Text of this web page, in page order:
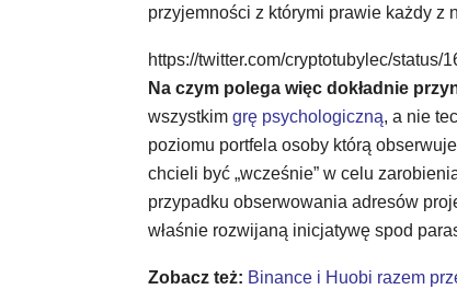
przyjemności z którymi prawie każdy z
https://twitter.com/cryptotubylec/
Na czym polega więc dokładnie
wszystkim grę psychologiczną, a nie
poziomu portfela osoby którą
chcieli być „wcześnie” w celu
przypadku obserwowania adresów
właśnie rozwijaną inicjatywę spod
Zobacz też: Binance i Huobi razem